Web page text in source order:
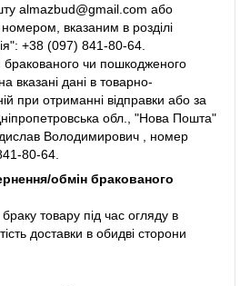
almazbud@gmail.com або
вказаним в розділі
+38 (097) 841-80-64.
чи пошкодженого
вказані дані в товарно-
при отриманні відправки або за
обл., "Нова Пошта"
Володимирович , номер
80-64.
обмін бракованого
товару під час огляду в
доставки в обидві сторони